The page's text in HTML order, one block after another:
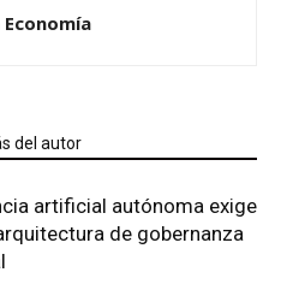
del autor
artificial autónoma exige
de gobernanza